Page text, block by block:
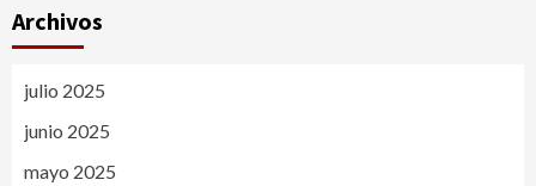
Archivos
julio 2025
junio 2025
mayo 2025